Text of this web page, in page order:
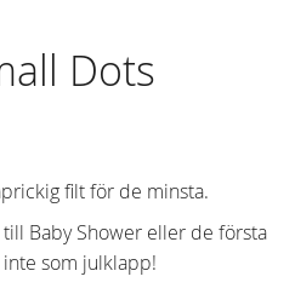
Dots
filt för de minsta.
Baby Shower eller de första
som julklapp!